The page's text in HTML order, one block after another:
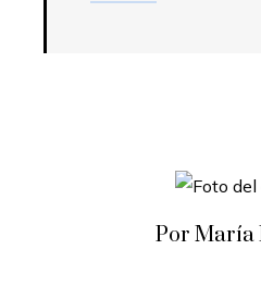
Por María